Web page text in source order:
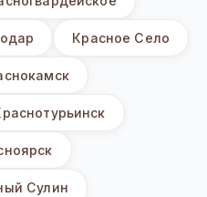
Красное Село
Сулин